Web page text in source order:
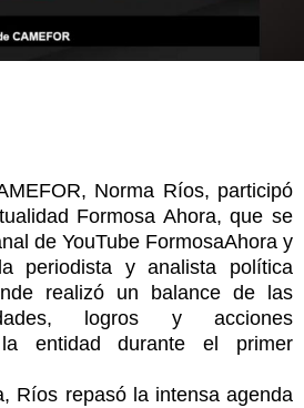
Norma Ríos, participó
Formosa Ahora, que se
de YouTube FormosaAhora y
periodista y analista política
realizó un balance de las
logros y acciones
entidad durante el primer
Ríos repasó la intensa agenda